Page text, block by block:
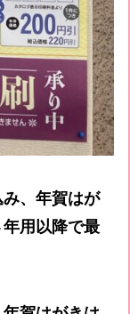
、年賀はが
用以降で最